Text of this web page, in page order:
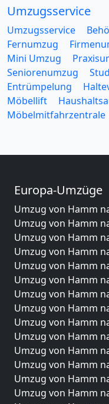
Umzugsservice
Umzugsservice
Fernumzug
Mini Umzug
Seniorenumzug
Entrümpelung
Möbellift
Möbelmitfahrzentrale
Europa-Umzüge
Umzug von Hamm
Umzug von Hamm
Umzug von Hamm
Umzug von Hamm
Umzug von Hamm
Umzug von Hamm
Umzug von Hamm
Umzug von Hamm
Umzug von Hamm
Umzug von Hamm
Umzug von Hamm
Umzug von Hamm
Umzug von Hamm
Umzug von Hamm